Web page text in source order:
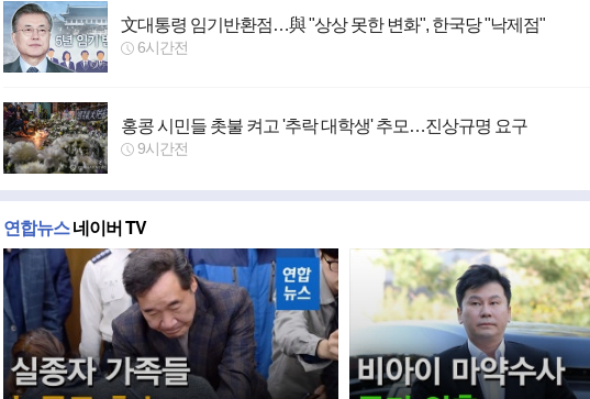
文대통령 임기반환점…與 "상상 못한 변화", 한국당 "낙제점"
6시간전
홍콩 시민들 촛불 켜고 '추락 대학생' 추모…진상규명 요구
9시간전
연합뉴스네이버 TV
동
영
상
뉴
스
동
스